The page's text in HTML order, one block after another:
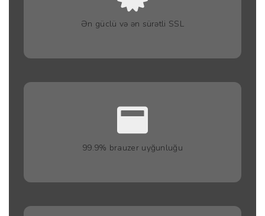
Ən güclü və ən sürətli SSL
99.9% brauzer uyğunluğu